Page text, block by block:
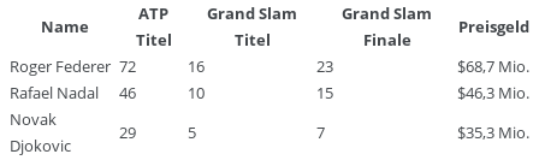
Name
ATP
Titel
Grand Slam
Titel
Grand Slam
Finale
Preisgeld
Roger Federer 72 16 23
$68,7 Mio.
Rafael Nadal
46 10 15
$46,3 Mio.
Novak
Djokovic
29 5 7
$35,3 Mio.